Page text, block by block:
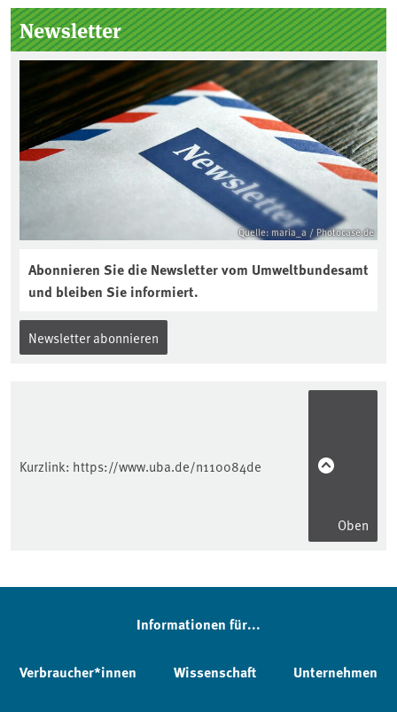
Kuratorium, wie wird der Boden des
Jahres ausgewählt und was passiert
eigentlich während eines solchen
Bodenjahres? Infos dazu gibt es im
aktuellen Podcast „Soilcast“. Jetzt
reinhören:
https://soilcast.de/interview/sc202-
interview-die-kuer-der-krume/
Newsletter
Quelle: maria_a / Photocase.de
Abonnieren Sie die Newsletter vom Umweltbundesamt
und bleiben Sie informiert.
Newsletter abonnieren
Kurzlink: https://www.uba.de/n110084de
Oben
Informationen für...
Verbraucher*innen Wissenschaft Unternehmen